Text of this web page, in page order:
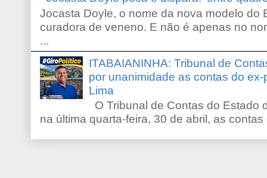
Jocasta Doyle, o nome da nova modelo do
curadora de veneno. E não é apenas no
...
ITABAIANINHA: Tribunal de
por unanimidade as contas do
Lima
O Tribunal de Contas do Estado
na última quarta-feira, 30 de abril, as